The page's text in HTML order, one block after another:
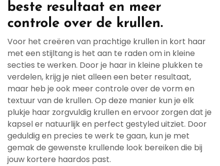
beste resultaat en meer
controle over de krullen.
Voor het creëren van prachtige krullen in kort haar
met een stijltang is het aan te raden om in kleine
secties te werken. Door je haar in kleine plukken te
verdelen, krijg je niet alleen een beter resultaat,
maar heb je ook meer controle over de vorm en
textuur van de krullen. Op deze manier kun je elk
plukje haar zorgvuldig krullen en ervoor zorgen dat je
kapsel er natuurlijk en perfect gestyled uitziet. Door
geduldig en precies te werk te gaan, kun je met
gemak de gewenste krullende look bereiken die bij
jouw kortere haardos past.